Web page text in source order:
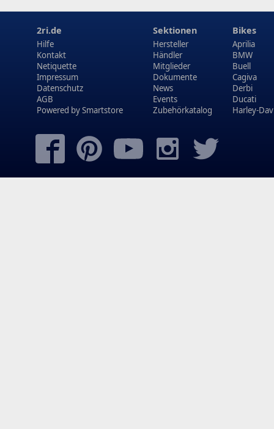
2ri.de
Hilfe
Kontakt
Netiquette
Impressum
Datenschutz
AGB
Powered bySmartstore
Sektionen
Hersteller
Händler
Mitglieder
Dokumente
News
Events
Zubehörkatalog
Bikes
Aprilia
BMW
Buell
Cagiva
Derbi
Ducati
Harley-